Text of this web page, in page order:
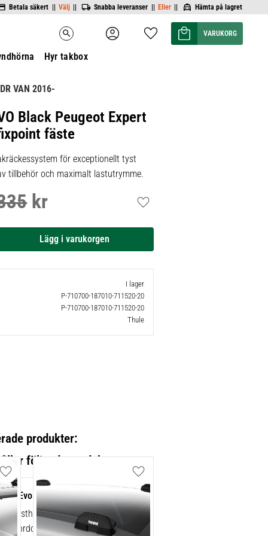
Betala säkert || Välj || Snabba leveranser || Eller || Hämta på lagret
search Favoriter
Kundvagn
Hyr takbox
VAN 2016-
Black Peugeot Expert
fäste
för exceptionellt tyst
tillbehör och maximalt lastutrymme.
pris:
kr Lägg till i favoriter
I lager
P-710700-187010-711520-20
P-710700-187010-711520-20
Thule
Evo 4-pack 710700
lasthållarfot för Thule Evo-
fordon med integrerade
produkter:
Lägg till i favoriter Lägg till i favoriter